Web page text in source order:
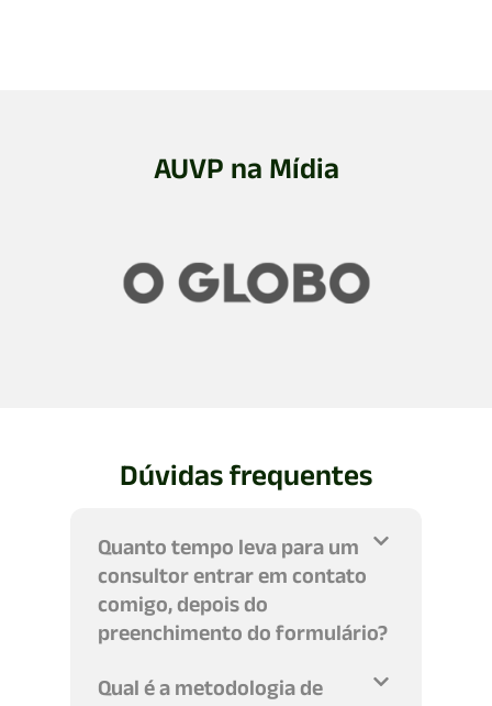
AUVP na Mídia
Dúvidas frequentes
Quanto tempo leva para um
consultor entrar em contato
comigo, depois do
preenchimento do formulário?
Qual é a metodologia de